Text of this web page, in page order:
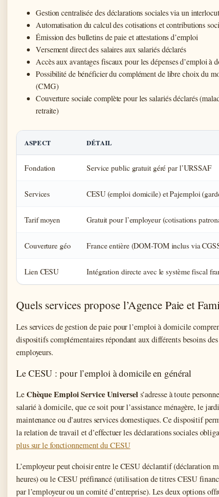
Gestion centralisée des déclarations sociales via un
Automatisation du calcul des cotisations et contributions
Émission des bulletins de paie et attestations d’emploi
Versement direct des salaires aux salariés déclarés
Accès aux avantages fiscaux pour les dépenses d’emploi à
Possibilité de bénéficier du complément de libre choix du
(CMG)
Couverture sociale complète pour les salariés déclarés
retraite)
ASPECT DÉTAIL
Fondation Service public gratuit géré par l’URSSAF
Services CESU (emploi domicile) et Pajemploi
Tarif moyen Gratuit pour l’employeur (cotisations
Couverture géo France entière (DOM-TOM inclus via
Lien CESU Intégration directe avec le système fiscal
Quels services propose l’Agence Paie et
Les services de gestion de paie pour l’emploi à domicile
dispositifs complémentaires répondant aux différents besoins
employeurs.
Le CESU : pour l’emploi à domicile en général
LeChèque Emploi Service Universel s’adresse à toute
salarié à domicile, que ce soit pour l’assistance ménagère, le
maintenance ou d’autres services domestiques. Ce dispositif
la relation de travail et d’effectuer les déclarations sociales
plus sur le fonctionnement du CESU
L’employeur peut choisir entre le CESU déclaratif (déclaration
heures) ou le CESU préfinancé (utilisation de titres CESU
par l’employeur ou un comité d’entreprise). Les deux options